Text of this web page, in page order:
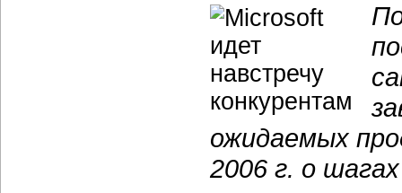
ожидаемых
2006 г. о